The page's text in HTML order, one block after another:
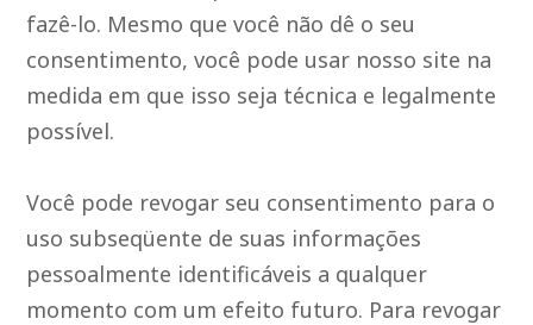
fazê-lo. Mesmo que você não dê o seu
consentimento, você pode usar nosso site na
medida em que isso seja técnica e legalmente
possível.
Você pode revogar seu consentimento para o
uso subseqüente de suas informações
pessoalmente identificáveis a qualquer
momento com um efeito futuro. Para revogar